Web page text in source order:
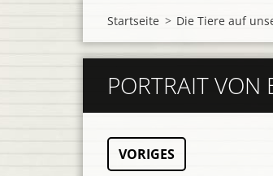
Startseite > Die Tiere auf
PORTRAIT VON
VORIGES